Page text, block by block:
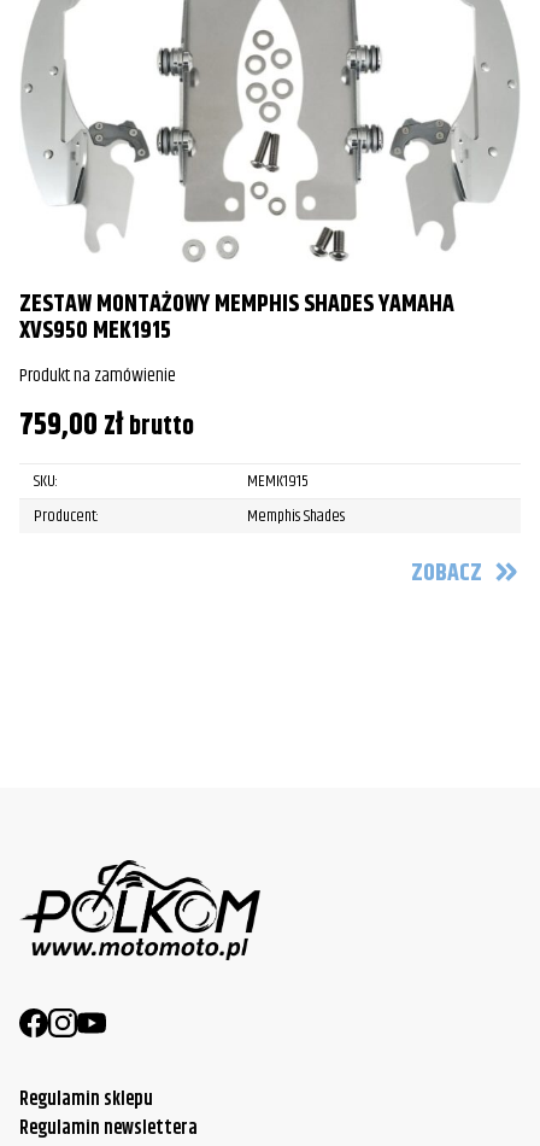
ZESTAW MONTAŻOWY MEMPHIS SHADES YAMAHA
XVS950 MEK1915
Produkt na zamówienie
759,00złbrutto
SKU:
MEMK1915
Producent:
Memphis Shades
ZOBACZ
Regulamin sklepu
Regulamin newslettera